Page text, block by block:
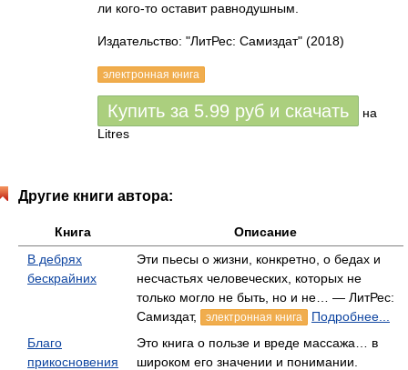
ли кого-то оставит равнодушным.
Издательство: "ЛитРес: Самиздат" (2018)
электронная книга
Купить за 5.99 руб и скачать
на
Litres
Другие книги автора:
Книга
Описание
В дебрях
бескрайних
Эти пьесы о жизни, конкретно, о бедах и
несчастьях человеческих, которых не
только могло не быть, но и не… — ЛитРес:
Самиздат,
электронная книга
Подробнее...
Благо
прикосновения
Это книга о пользе и вреде массажа… в
широком его значении и понимании.